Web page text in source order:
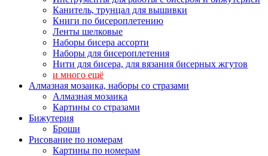
Канитель, трунцал для вышивки
Книги по бисероплетению
Ленты шелковые
Наборы бисера ассорти
Наборы для бисероплетения
Нити для бисера, для вязания бисерных жгутов
и много ещё
Алмазная мозаика, наборы со стразами
Алмазная мозаика
Картины co стразами
Бижутерия
Броши
Рисование по номерам
Картины по номерам